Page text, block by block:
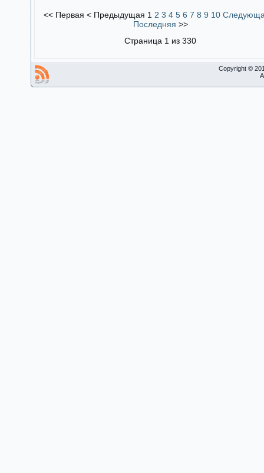
<< Первая < Предыдущая 1 2 3 4 5 6 7 8 9 10
Последняя >>
Страница 1 из 330
Copyright ©